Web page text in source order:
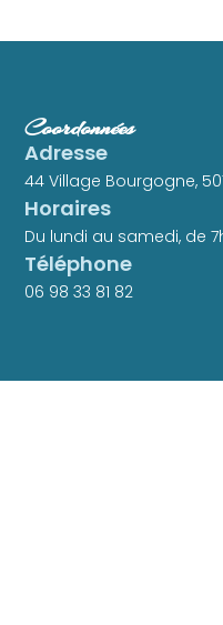
Coordonnées
Adresse
44 Village Bourgogne,
Horaires
Du lundi au samedi, de
Téléphone
06 98 33 81 82